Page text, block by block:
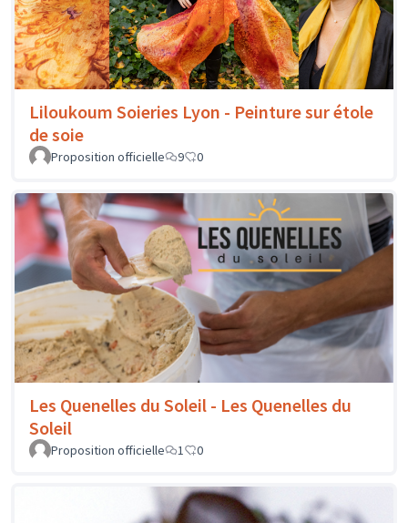
Liloukoum Soieries Lyon - Peinture sur étole
de soie
Proposition officielle 9 0
Les Quenelles du Soleil - Les Quenelles du
Soleil
Proposition officielle 1 0